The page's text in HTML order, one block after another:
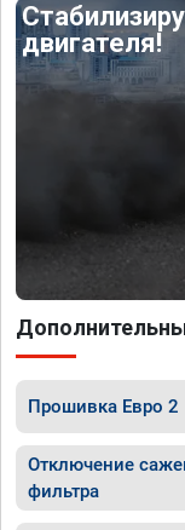
двигателя!
Прошивка Евро 2
Отключение
фильтра